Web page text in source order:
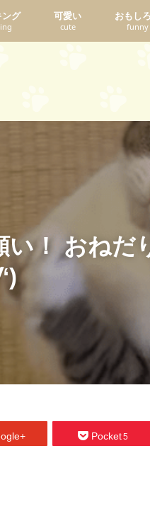
ング
可愛い
cute
おもし
funny
！ おねだ
Pocket5